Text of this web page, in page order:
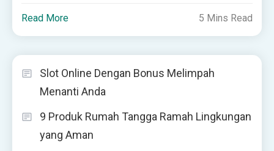
Read More 5 Mins Read
Slot Online Dengan Bonus Melimpah
Menanti Anda
9 Produk Rumah Tangga Ramah Lingkungan
yang Aman